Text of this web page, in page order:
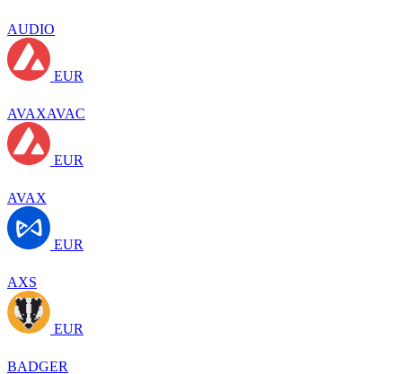
AUDIO
EUR
AVAXAVAC
EUR
AVAX
EUR
AXS
EUR
BADGER